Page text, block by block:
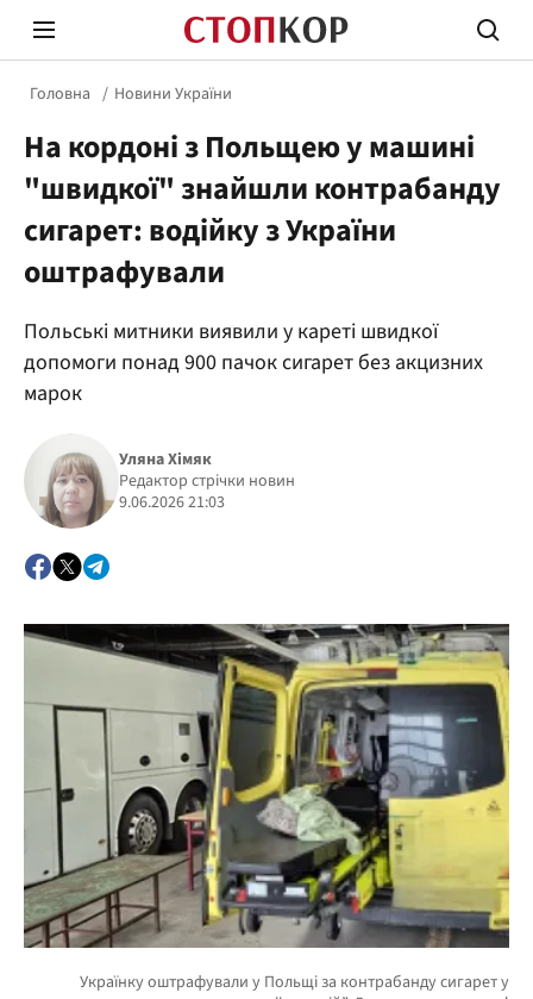
Стоп Політичній Корупції
Політика
Головна Новини України
На кордоні з Польщею у машині
"швидкої" знайшли контрабанду
сигарет: водійку з України
оштрафували
Польські митники виявили у кареті швидкої
допомоги понад 900 пачок сигарет без акцизних
марок
Уляна Хімяк
Редактор стрічки новин
9.06.2026 21:03